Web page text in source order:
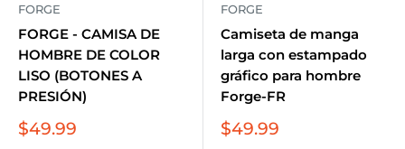
FORGE
FORGE - CAMISA DE
HOMBRE DE COLOR
LISO (BOTONES A
PRESIÓN)
Precio
$49.99
FORGE
Camiseta de manga
larga con estampado
gráfico para hombre
Forge-FR
Precio
$49.99